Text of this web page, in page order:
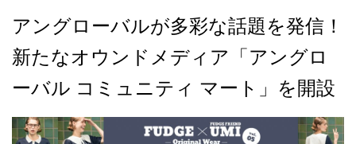
アングローバルが多彩な話題を発信！
新たなオウンドメディア「アングロ
ーバル コミュニティ マート」を開設